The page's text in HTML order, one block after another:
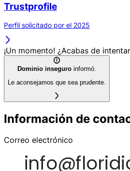
Trustprofile
Perfil solicitado por el 2025
¡Un momento! ¿Acabas de
Dominio inseguro informó.
Le aconsejamos que sea prudente.
Información de
Correo electrónico